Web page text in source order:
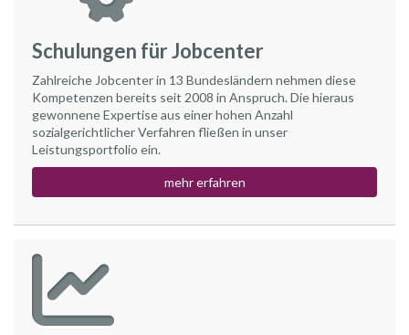
Schulungen für Jobcenter
Zahlreiche Jobcenter in 13 Bundesländern nehmen diese
Kompetenzen bereits seit 2008 in Anspruch. Die hieraus
gewonnene Expertise aus einer hohen Anzahl
sozialgerichtlicher Verfahren fließen in unser
Leistungsportfolio ein.
mehr erfahren